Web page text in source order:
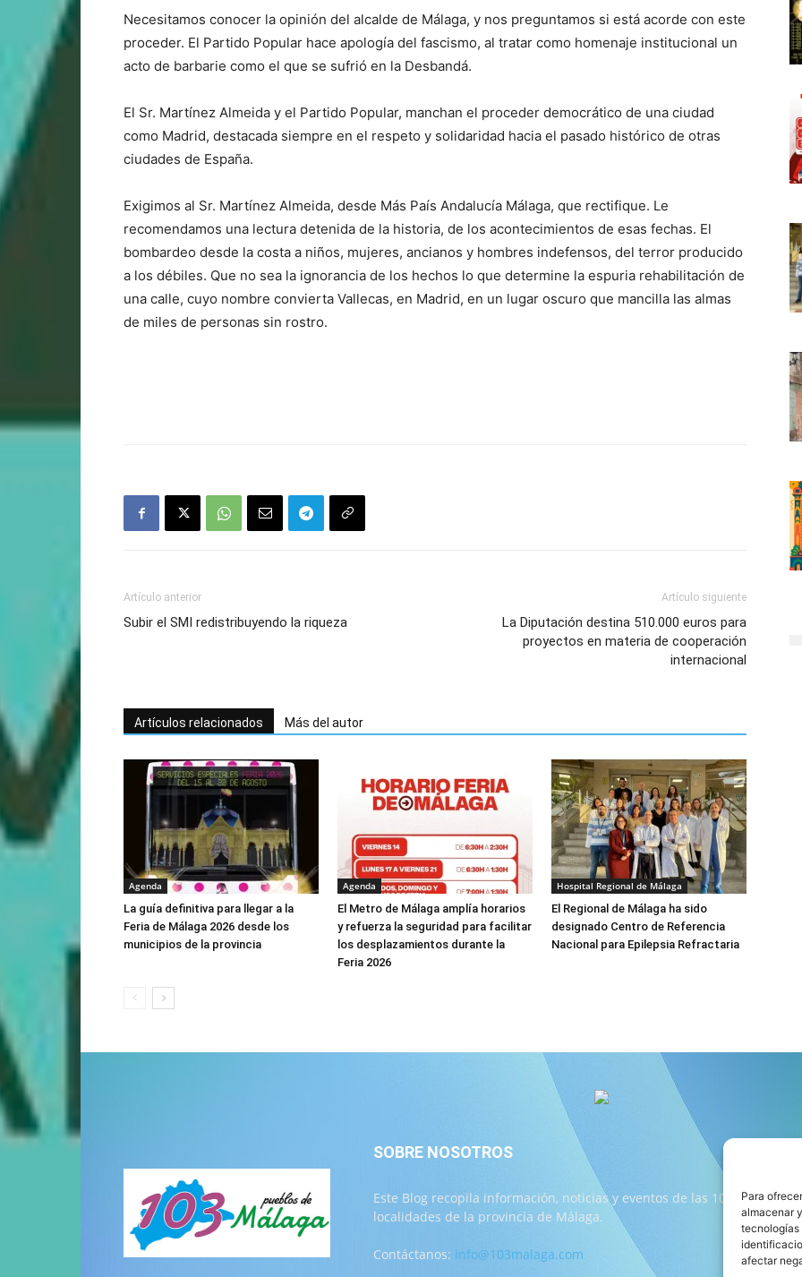
Para
almacenar
tecnologías
afectar
Necesitamos conocer la opinión del alcalde de Málaga, y nos preguntamos si está acorde con este
proceder. El Partido Popular hace apología del fascismo, al tratar como homenaje institucional un
acto de barbarie como el que se sufrió en la Desbandá.
El Sr. Martínez Almeida y el Partido Popular, manchan el proceder democrático de una ciudad
como Madrid, destacada siempre en el respeto y solidaridad hacia el pasado histórico de otras
ciudades de España.
Exigimos al Sr. Martínez Almeida, desde Más País Andalucía Málaga, que rectifique. Le
recomendamos una lectura detenida de la historia, de los acontecimientos de esas fechas. El
bombardeo desde la costa a niños, mujeres, ancianos y hombres indefensos, del terror producido
a los débiles. Que no sea la ignorancia de los hechos lo que determine la espuria rehabilitación de
una calle, cuyo nombre convierta Vallecas, en Madrid, en un lugar oscuro que mancilla las almas
de miles de personas sin rostro.
Artículo anterior
Subir el SMI redistribuyendo la riqueza
Artículo siguiente
La Diputación destina 510.000 euros para
proyectos en materia de cooperación
internacional
Artículos relacionados Más del autor
Agenda
La guía definitiva para llegar a la
Feria de Málaga 2026 desde los
municipios de la provincia
Agenda
El Metro de Málaga amplía horarios
y refuerza la seguridad para facilitar
los desplazamientos durante la
Feria 2026
Hospital Regional de Málaga
El Regional de Málaga ha sido
designado Centro de Referencia
Nacional para Epilepsia Refractaria
SOBRE NOSOTROS
Este Blog recopila información, noticias y eventos de las 103
localidades de la provincia de Málaga.
Contáctanos: info@103malaga.com